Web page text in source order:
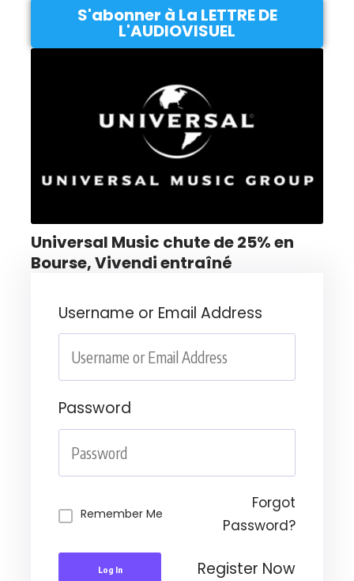
S'abonner à La LETTRE DE
L'AUDIOVISUEL
Universal Music chute de 25% en
Bourse, Vivendi entraîné
Username or Email Address
Password
Remember Me
Forgot
Password?
Log In Register Now